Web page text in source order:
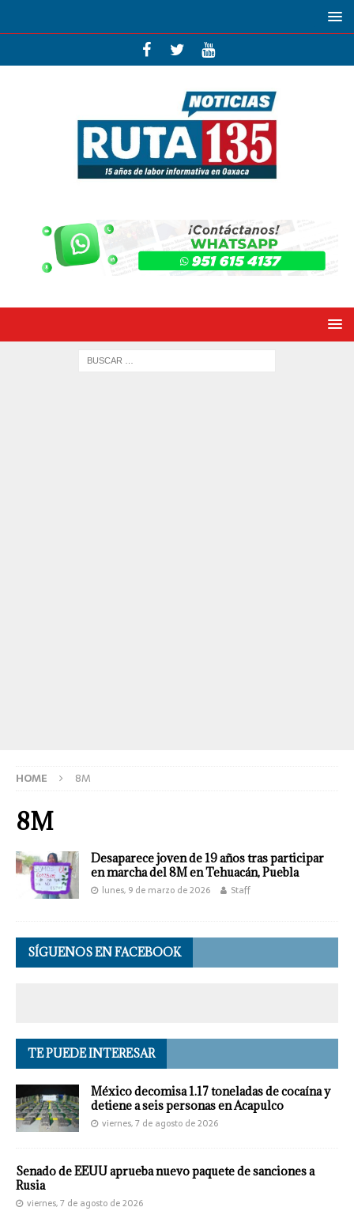
HOME 8M
8M
Desaparece joven de 19 años tras participar
en marcha del 8M en Tehuacán, Puebla
lunes, 9 de marzo de 2026 Staff
SÍGUENOS EN FACEBOOK
TE PUEDE INTERESAR
México decomisa 1.17 toneladas de cocaína y
detiene a seis personas en Acapulco
viernes, 7 de agosto de 2026
Senado de EEUU aprueba nuevo paquete de sanciones a
Rusia
viernes, 7 de agosto de 2026